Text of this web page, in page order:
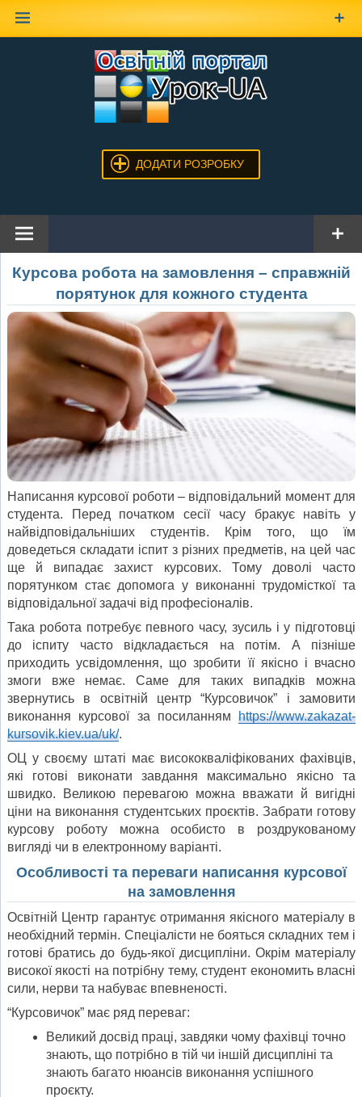
ДОДАТИ РОЗРОБКУ
Курсова робота на замовлення – справжній
порятунок для кожного студента
Написання курсової роботи – відповідальний момент для
студента. Перед початком сесії часу бракує навіть у
найвідповідальніших студентів. Крім того, що їм
доведеться складати іспит з різних предметів, на цей час
ще й випадає захист курсових. Тому доволі часто
порятунком стає допомога у виконанні трудомісткої та
відповідальної задачі від професіоналів.
Така робота потребує певного часу, зусиль і у підготовці
до іспиту часто відкладається на потім. А пізніше
приходить усвідомлення, що зробити її якісно і вчасно
змоги вже немає. Саме для таких випадків можна
звернутись в освітній центр “Курсовичок” і замовити
виконання курсової за посиланням https://www.zakazat-
kursovik.kiev.ua/uk/.
ОЦ у своєму штаті має висококваліфікованих фахівців,
які готові виконати завдання максимально якісно та
швидко. Великою перевагою можна вважати й вигідні
ціни на виконання студентських проєктів. Забрати готову
курсову роботу можна особисто в роздрукованому
вигляді чи в електронному варіанті.
Особливості та переваги написання курсової
на замовлення
Освітній Центр гарантує отримання якісного матеріалу в
необхідний термін. Спеціалісти не бояться складних тем і
готові братись до будь-якої дисципліни. Окрім матеріалу
високої якості на потрібну тему, студент економить власні
сили, нерви та набуває впевненості.
“Курсовичок” має ряд переваг:
Великий досвід праці, завдяки чому фахівці точно
знають, що потрібно в тій чи іншій дисципліні та
знають багато нюансів виконання успішного
проєкту.